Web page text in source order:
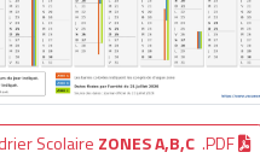
Scolaire ZONES A,B,C .PDF